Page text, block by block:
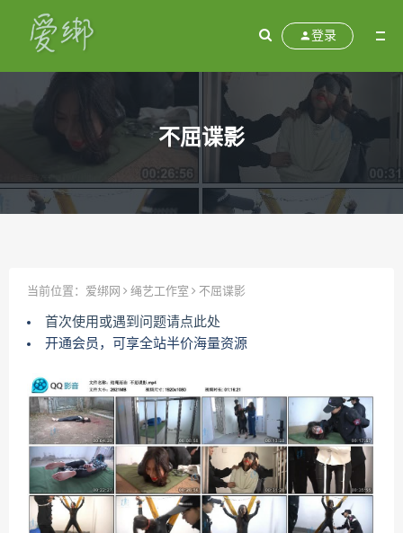
登录
不屈谍影
当前位置： 爱绑网 绳艺工作室 不屈谍影
首次使用或遇到问题请点此处
开通会员，可享全站半价海量资源